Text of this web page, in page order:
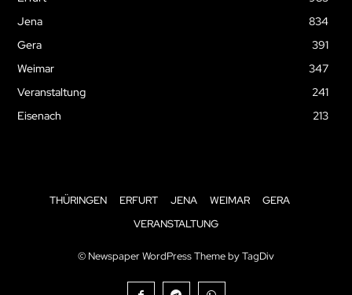
Jena
834
Gera
391
Weimar
347
Veranstaltung
241
Eisenach
213
THÜRINGEN ERFURT JENA WEIMAR
GERA
VERANSTALTUNG
© Newspaper WordPress Theme by TagDiv